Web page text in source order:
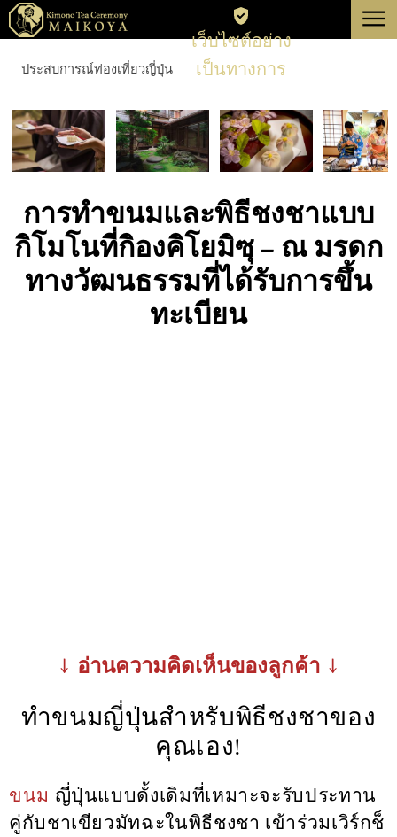
โตเกียว
เกี่ยวกับ
เว็บไซต์อย่าง
เป็นทางการ
menu
ประสบการณ์ท่องเที่ยวญี่ปุ่น
การทำขนมและพิธีชงชาแบบ
กิโมโนที่กิองคิโยมิซุ – ณ มรดก
ทางวัฒนธรรมที่ได้รับการขึ้น
ทะเบียน
↓ อ่านความคิดเห็นของลูกค้า ↓
ทำขนมญี่ปุ่นสำหรับพิธีชงชาของ
คุณเอง!
ขนม ญี่ปุ่นแบบดั้งเดิมที่เหมาะจะรับประทาน
คู่กับชาเขียวมัทฉะในพิธีชงชา เข้าร่วมเวิร์กช็